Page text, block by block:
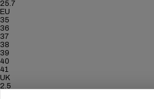
25.7
EU
35
36
37
38
39
40
41
UK
2.5